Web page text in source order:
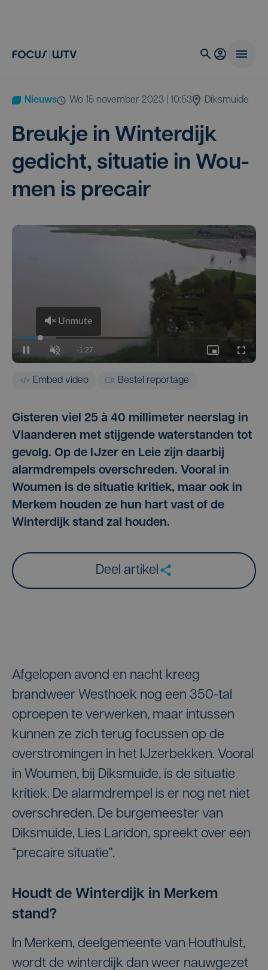
Nieuws wo 15 november 2023 | 10:53 Diksmuide
Breuk­je in Win­ter­dijk
gedicht, situ­a­tie in Wou­
men is precair
Embed video Bestel reportage
Gisteren viel 25 à 40 millimeter neerslag in
Vlaanderen met stijgende waterstanden tot
gevolg. Op de IJzer en Leie zijn daarbij
alarmdrempels overschreden. Vooral in
Woumen is de situatie kritiek, maar ook in
Merkem houden ze hun hart vast of de
Winterdijk stand zal houden.
Deel artikel
Afgelopen avond en nacht kreeg
brandweer Westhoek nog een 350-tal
oproepen te verwerken, maar intussen
kunnen ze zich terug focussen op de
overstromingen in het IJzerbekken. Vooral
in Woumen, bij Diksmuide, is de situatie
kritiek. De alarmdrempel is er nog net niet
overschreden. De burgemeester van
Diksmuide, Lies Laridon, spreekt over een
“precaire situatie”.
Houdt de Winterdijk in Merkem
stand?
In Merkem, deelgemeente van Houthulst,
wordt de winterdijk dan weer nauwgezet